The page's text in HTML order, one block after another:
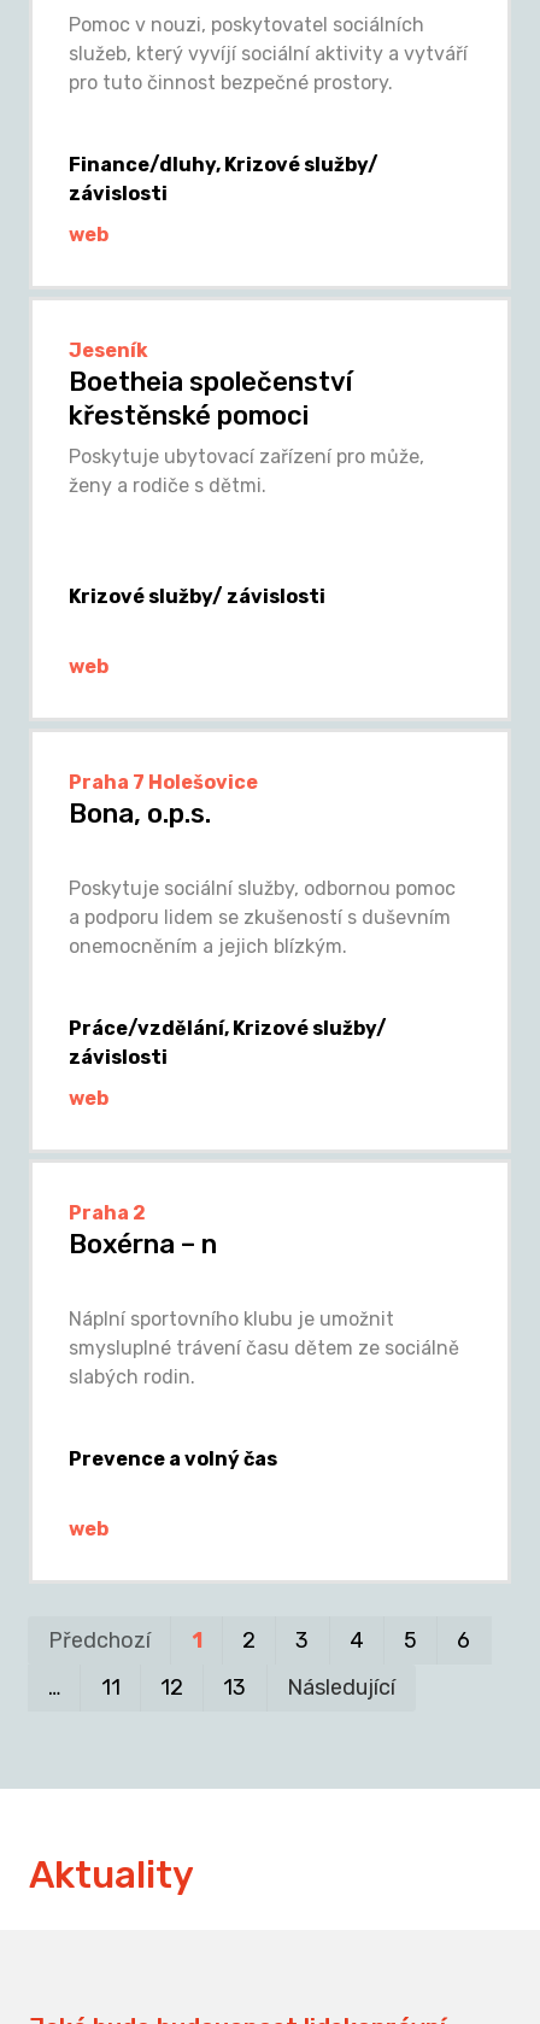
Pomoc v nouzi, poskytovatel sociálních
služeb, který vyvíjí sociální aktivity a vytváří
pro tuto činnost bezpečné prostory.
Finance/dluhy, Krizové služby/
závislosti
web
Jeseník
Boetheia společenství
křestěnské pomoci
Poskytuje ubytovací zařízení pro může,
ženy a rodiče s dětmi.
Krizové služby/ závislosti
web
Praha 7 Holešovice
Bona, o.p.s.
Poskytuje sociální služby, odbornou pomoc
a podporu lidem se zkušeností s duševním
onemocněním a jejich blízkým.
Práce/vzdělání, Krizové služby/
závislosti
web
Praha 2
Boxérna – n
Náplní sportovního klubu je umožnit
smysluplné trávení času dětem ze sociálně
slabých rodin.
Prevence a volný čas
web
Předchozí 1 2 3 4 5
6
…
11 12 13 Následující
Aktuality